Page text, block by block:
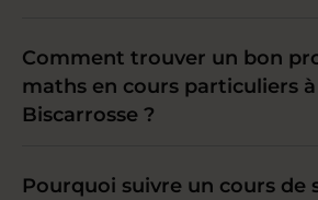
Comment trouver un bon
maths en cours particuliers à
Biscarrosse ?
Pourquoi suivre un cours de